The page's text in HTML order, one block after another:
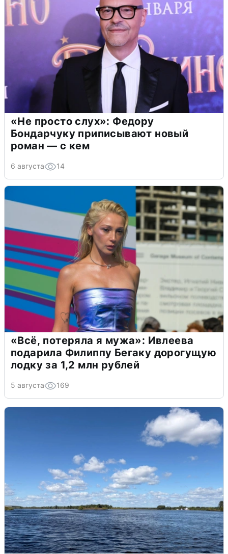
«Не просто слух»: Федору
Бондарчуку приписывают новый
роман — с кем
6 августа 14
«Всё, потеряла я мужа»: Ивлеева
подарила Филиппу Бегаку дорогущую
лодку за 1,2 млн рублей
5 августа 169